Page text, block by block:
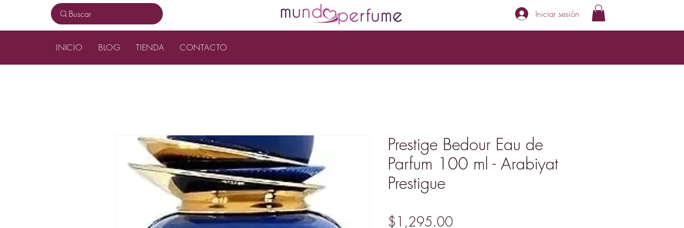
Buscar Iniciar sesión
INICIO BLOG TIENDA CONTACTO
Prestige Bedour Eau de
Parfum 100 ml - Arabiyat
Prestigue
$1,295.00Precio